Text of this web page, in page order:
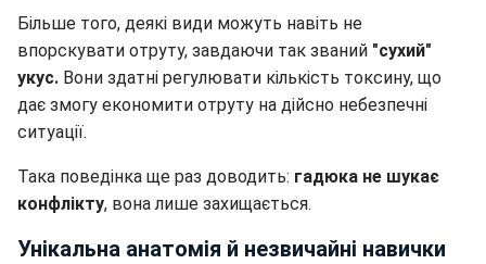
Більше того, деякі види можуть навіть не
впорскувати отруту, завдаючи так званий "сухий"
укус. Вони здатні регулювати кількість токсину, що
дає змогу економити отруту на дійсно небезпечні
ситуації.
Така поведінка ще раз доводить: гадюка не шукає
конфлікту, вона лише захищається.
Унікальна анатомія й незвичайні навички